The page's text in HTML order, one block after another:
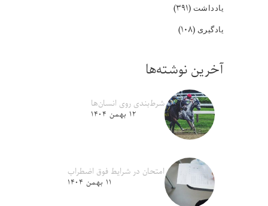
یادداشت (۳۹۱)
یادگیری (۱۰۸)
آخرین نوشته‌ها
شرط‌بندی روی انسان‌ها
۱۲ بهمن ۱۴۰۴
امتحان در شرایط فوق اضطراب
۱۱ بهمن ۱۴۰۴